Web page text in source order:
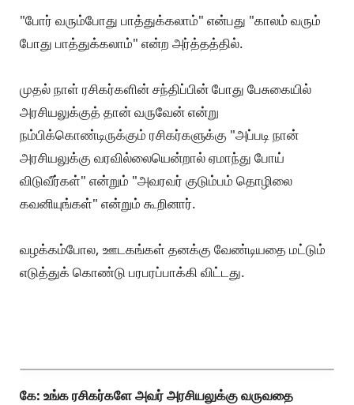
"போர் வரும்போது பாத்துக்கலாம்" என்பது "காலம் வரும்
போது பாத்துக்கலாம்" என்ற அர்த்தத்தில்.
முதல் நாள் ரசிகர்களின் சந்திப்பின் போது பேசுகையில்
அரசியலுக்குத் தான் வருவேன் என்று
நம்பிக்கொண்டிருக்கும் ரசிகர்களுக்கு "அப்படி நான்
அரசியலுக்கு வரவில்லையென்றால் ஏமாந்து போய்
விடுவீர்கள்" என்றும் "அவரவர் குடும்பம் தொழிலை
கவனியுங்கள்" என்றும் கூறினார்.
வழக்கம்போல, ஊடகங்கள் தனக்கு வேண்டியதை மட்டும்
எடுத்துக் கொண்டு பரபரப்பாக்கி விட்டது.